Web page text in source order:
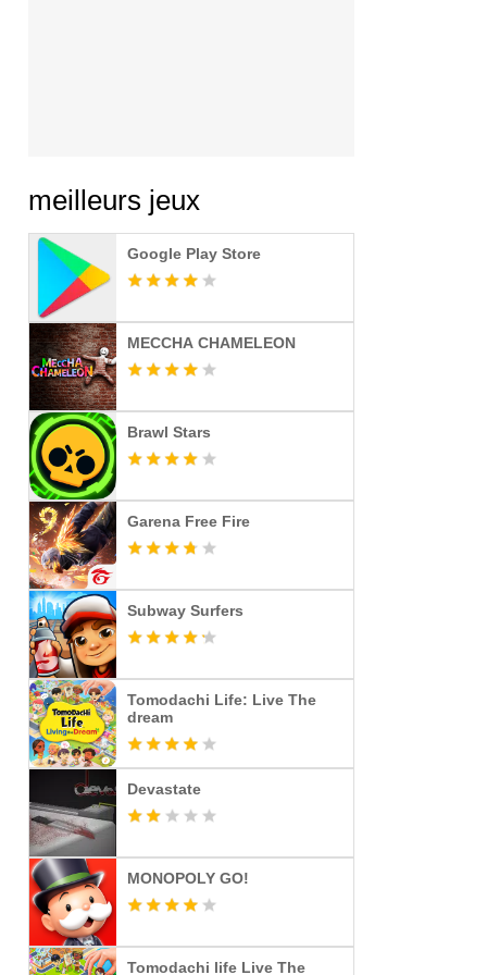
meilleurs jeux
Google Play Store
MECCHA CHAMELEON
Brawl Stars
Garena Free Fire
Subway Surfers
Tomodachi Life: Live The
dream
Devastate
MONOPOLY GO!
Tomodachi life Live The